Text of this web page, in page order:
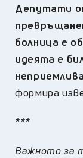
Депутати
болница е
идеята е
формира
***
Важното за